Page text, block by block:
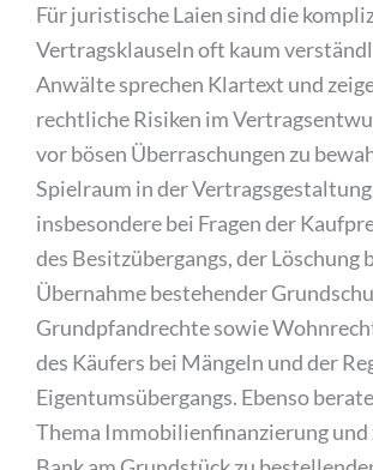
Für juristische Laien sind die
Vertragsklauseln oft kaum
Anwälte sprechen Klartext und
rechtliche Risiken im
vor bösen Überraschungen zu
Spielraum in der
insbesondere bei Fragen der
des Besitzübergangs, der Löschung
Übernahme bestehender
Grundpfandrechte sowie
des Käufers bei Mängeln und der
Eigentumsübergangs. Ebenso
Thema Immobilienfinanzierung und